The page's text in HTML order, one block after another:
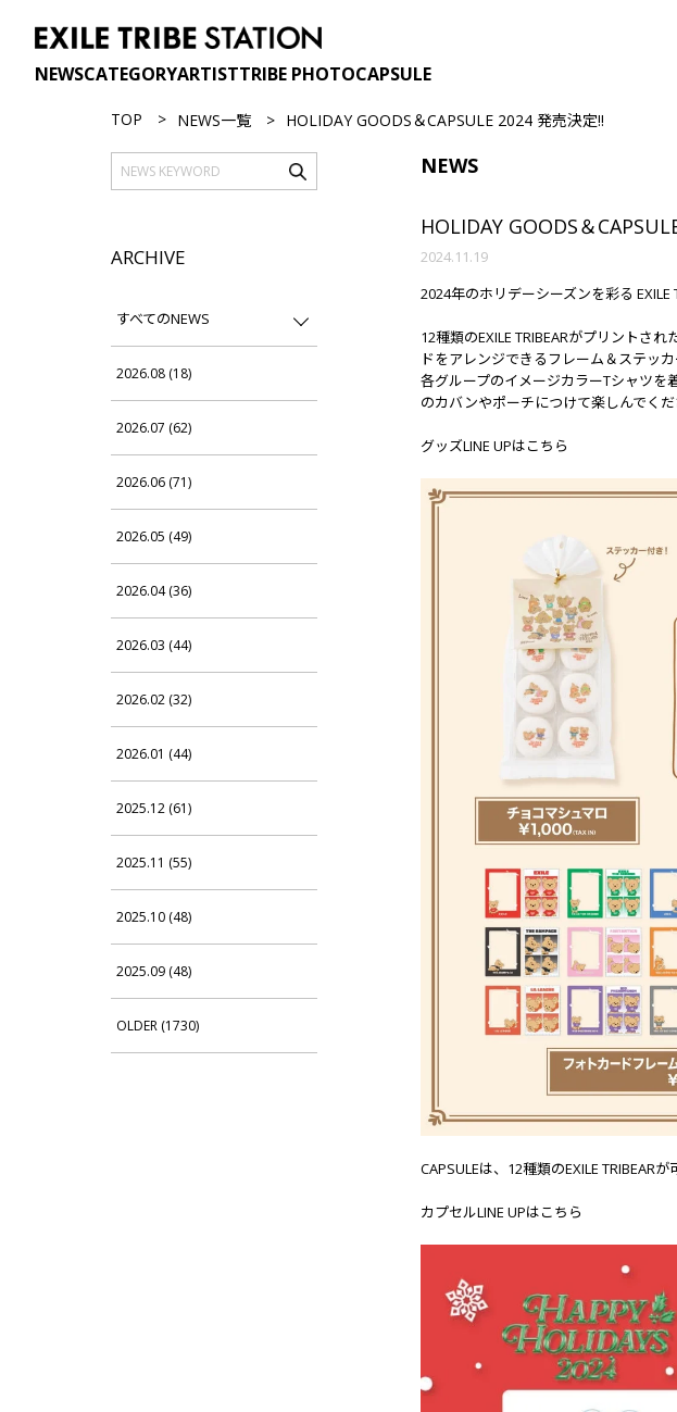
NEWSCATEGORYARTISTTRIBE PHOTOCAPSULE
TOP NEWS一覧 HOLIDAY GOODS＆CAPSULE 2024 発売決定!!
ARCHIVE
すべてのNEWS
2026.08 (18)
2026.07 (62)
2026.06 (71)
2026.05 (49)
2026.04 (36)
2026.03 (44)
2026.02 (32)
2026.01 (44)
2025.12 (61)
2025.11 (55)
2025.10 (48)
2025.09 (48)
OLDER (1730)
NEWS
HOLIDAY GOODS＆
2024.11.19
2024年のホリデーシーズンを彩る EXILE
12種類のEXILE TRIBEARがプリントさ
ドをアレンジできるフレーム＆ステッ
各グループのイメージカラーTシャツを
のカバンやポーチにつけて楽しんでく
グッズLINE UPはこちら
CAPSULEは、12種類のEXILE
カプセルLINE UPはこちら